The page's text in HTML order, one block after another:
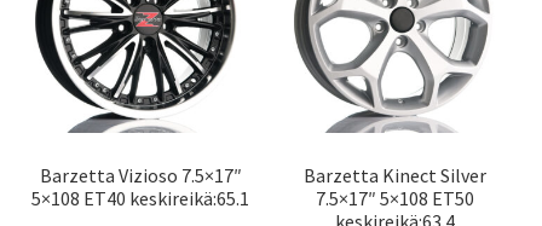
Barzetta Vizioso 7.5×17″
5×108 ET40 keskireikä:65.1
Barzetta Kinect Silver
7.5×17″ 5×108 ET50